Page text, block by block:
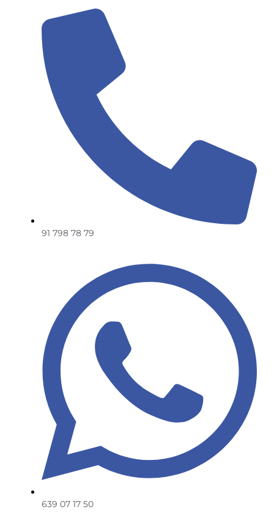
91 798 78 79
639 07 17 50